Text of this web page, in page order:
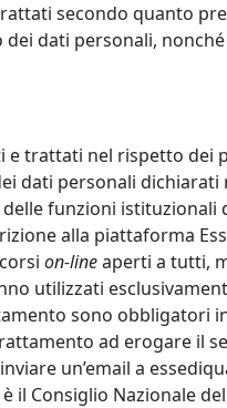
secondo quanto
dati personali,
trattati nel rispetto
dati personali dichiarati
funzioni
alla piattaforma
on-lineaperti a tutti,
utilizzati
sono
ad erogare il
un’email a
Consiglio Nazionale